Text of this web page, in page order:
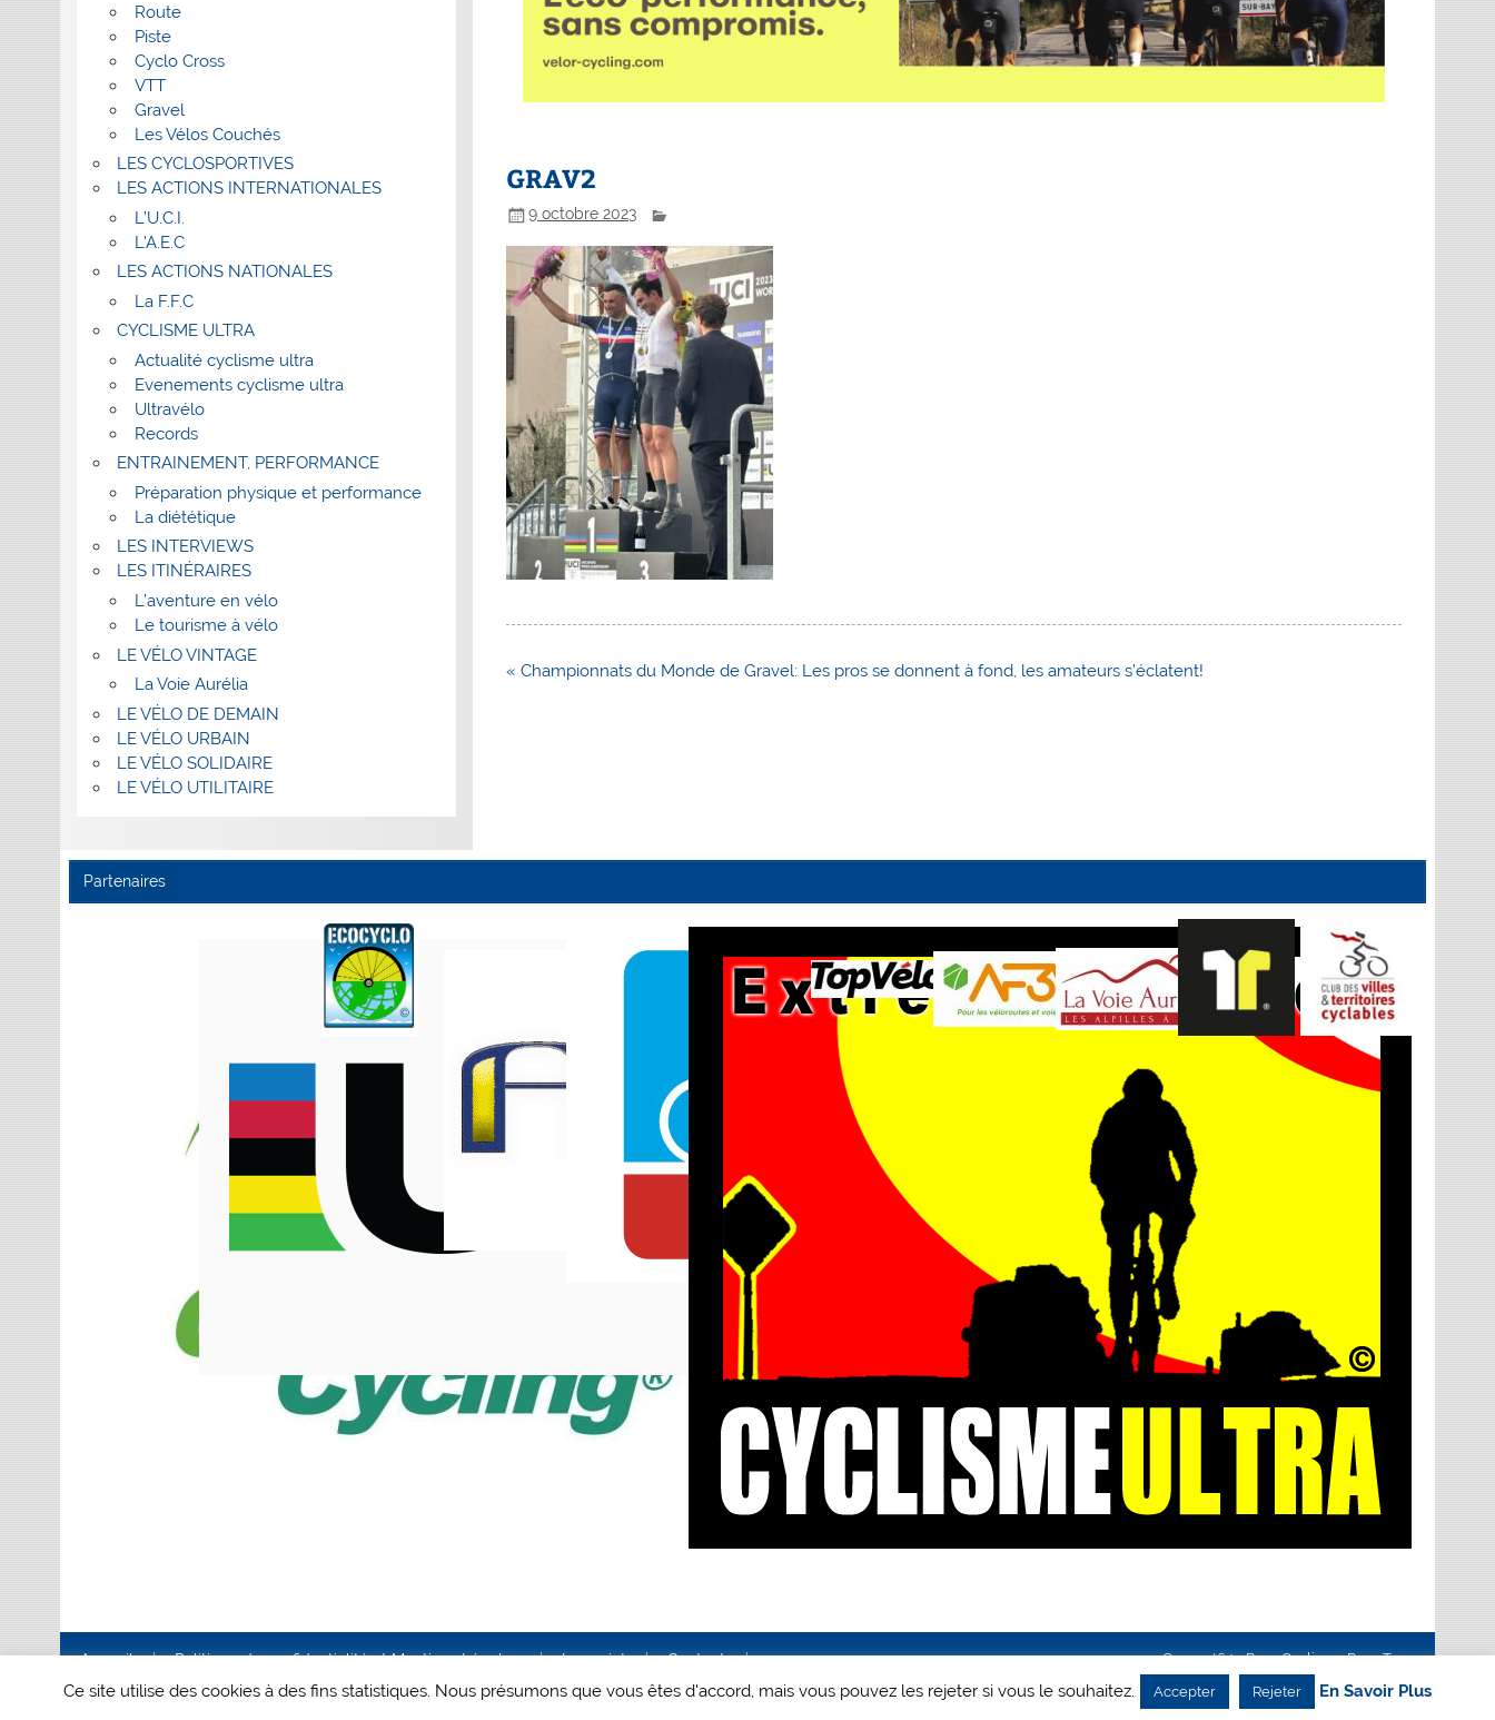
GRAV2
9 octobre 2023
Navigation
« Championnats du Monde de Gravel: Les pros se donnent à fond, les amateurs s’éclatent!
Route
Piste
Cyclo Cross
VTT
Gravel
Les Vélos Couchés
LES CYCLOSPORTIVES
LES ACTIONS INTERNATIONALES
L’U.C.I.
L’A.E.C
LES ACTIONS NATIONALES
La F.F.C
CYCLISME ULTRA
Actualité cyclisme ultra
Evenements cyclisme ultra
Ultravélo
Records
ENTRAINEMENT, PERFORMANCE
Préparation physique et performance
La diététique
LES INTERVIEWS
LES ITINÉRAIRES
L’aventure en vélo
Le tourisme à vélo
LE VÉLO VINTAGE
La Voie Aurélia
LE VÉLO DE DEMAIN
LE VÉLO URBAIN
LE VÉLO SOLIDAIRE
LE VÉLO UTILITAIRE
Partenaires
Accueil Politique de confidentialité et Mentions Légales Le projet Contact Creanet64- Pour Cyclisme Pour Tous
Ce site utilise des cookies à des fins statistiques. Nous présumons que vous êtes d'accord, mais vous pouvez les rejeter si vous le souhaitez. Accepter Rejeter En Savoir Plus